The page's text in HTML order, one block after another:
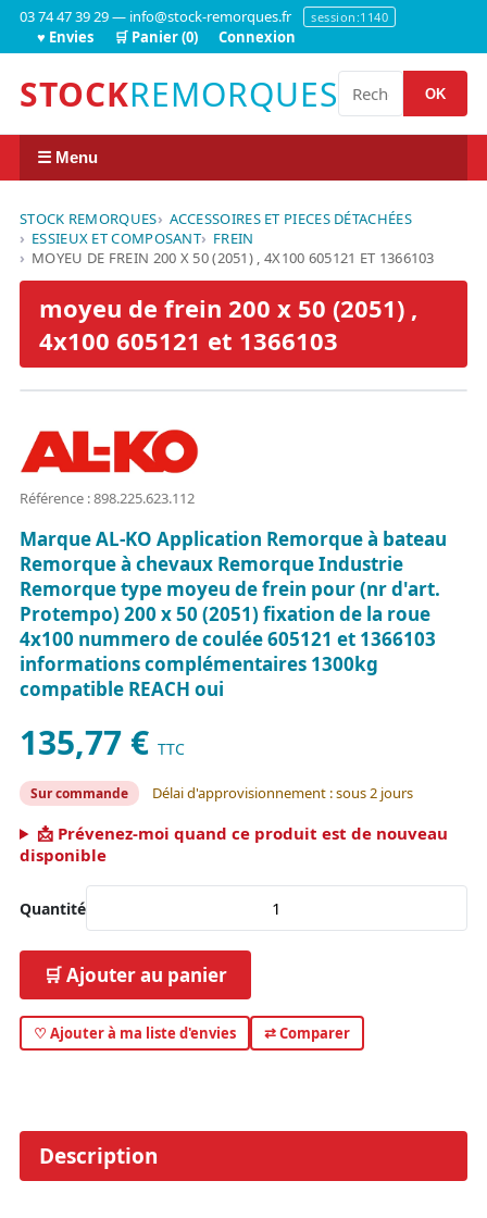
03 74 47 39 29 — info@stock-remorques.fr session:1140
♥ Envies 🛒 Panier (0) Connexion
STOCKREMORQUES OK
☰ Menu
STOCK REMORQUES
ACCESSOIRES ET PIECES DÉTACHÉES
ESSIEUX ET COMPOSANT
FREIN
MOYEU DE FREIN 200 X 50 (2051) , 4X100 605121 ET 1366103
moyeu de frein 200 x 50 (2051) ,
4x100 605121 et 1366103
Référence : 898.225.623.112
Marque AL-KO Application Remorque à bateau
Remorque à chevaux Remorque Industrie
Remorque type moyeu de frein pour (nr d'art.
Protempo) 200 x 50 (2051) fixation de la roue
4x100 nummero de coulée 605121 et 1366103
informations complémentaires 1300kg
compatible REACH oui
135,77 € TTC
Sur commande Délai d'approvisionnement : sous 2 jours
📩 Prévenez-moi quand ce produit est de nouveau
disponible
Quantité
🛒 Ajouter au panier
♡ Ajouter à ma liste d'envies ⇄ Comparer
Description